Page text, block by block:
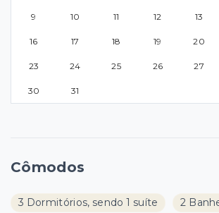
9 10 11 12 13
16 17 18 19 20
23 24 25 26 27
30 31
Cômodos
3 Dormitórios, sendo 1 suíte 2